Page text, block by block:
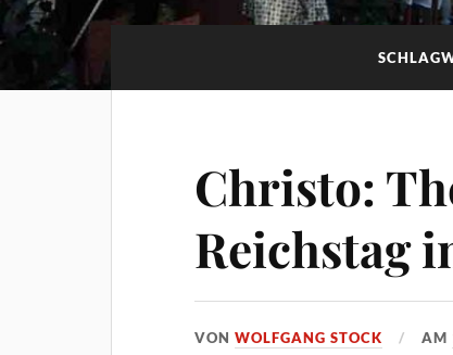
Christo:
Reichstag
VONWOLFGANG STOCK AM